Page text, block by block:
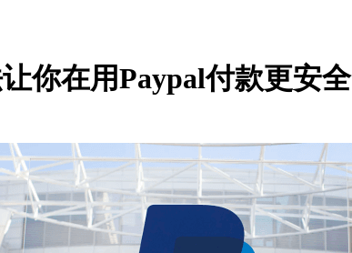
你在用Paypal付款更安全